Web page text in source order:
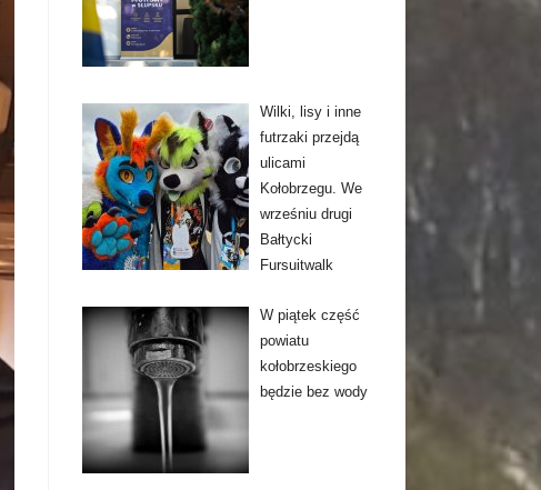
Wilki, lisy i inne
futrzaki przejdą
ulicami
Kołobrzegu. We
wrześniu drugi
Bałtycki
Fursuitwalk
W piątek część
powiatu
kołobrzeskiego
będzie bez wody